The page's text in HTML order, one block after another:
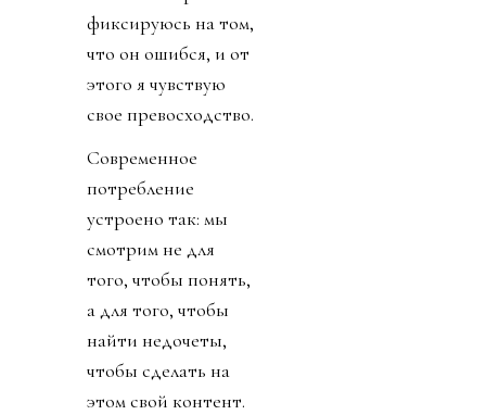
фиксируюсь на том,
что он ошибся, и от
этого я чувствую
свое превосходство.
Современное
потребление
устроено так: мы
смотрим не для
того, чтобы понять,
а для того, чтобы
найти недочеты,
чтобы сделать на
этом свой контент.